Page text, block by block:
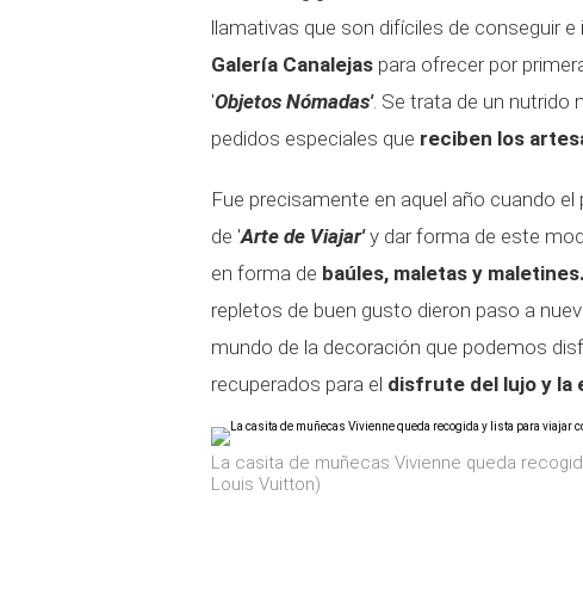
llamativas que son difíciles de conseguir
Galería Canalejas para ofrecer por
'Objetos Nómadas'. Se trata de un nutrido
pedidos especiales que reciben los
Fue precisamente en aquel año cuando el
de 'Arte de Viajar'y dar forma de este
en forma de baúles, maletas y maletines.
repletos de buen gusto dieron paso a
mundo de la decoración que podemos
recuperados para el disfrute del lujo y la
La casita de muñecas Vivienne queda
Louis Vuitton)